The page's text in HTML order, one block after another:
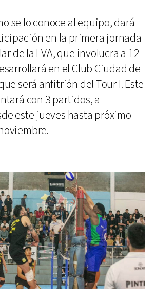
se lo conoce al equipo, dará
en la primera jornada
de la LVA, que involucra a 12
en el Club Ciudad de
será anfitrión del Tour I. Este
con 3 partidos, a
este jueves hasta próximo